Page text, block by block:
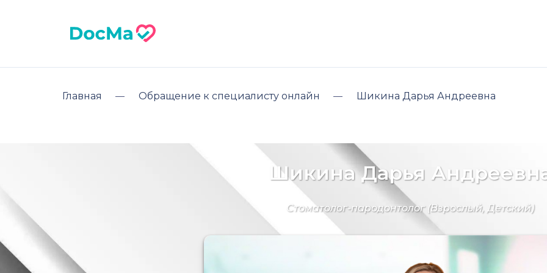
Главная Обращение к специалисту онлайн Шикина Дарья Андреевна
Шикина Дарья
Стоматолог-пародонтолог(Взрослый, Детский)